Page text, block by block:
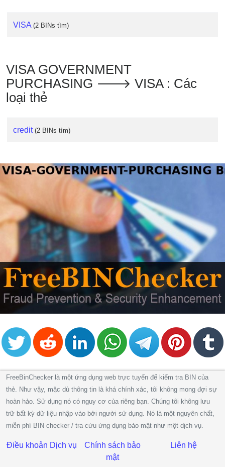
VISA (2 BINs tìm)
VISA GOVERNMENT
PURCHASING 🡒 VISA : Các
loại thẻ
credit (2 BINs tìm)
FreeBinChecker là một ứng dụng web trực tuyến để kiểm tra BIN của
thẻ. Như vậy, mặc dù thông tin là khá chính xác, tôi không mong đợi sự
hoàn hảo. Sử dụng nó có nguy cơ của riêng bạn. Chúng tôi không lưu
trữ bất kỳ dữ liệu nhập vào bởi người sử dụng. Nó là một nguyên chất,
miễn phí BIN checker / tra cứu ứng dụng bảo mật như một dịch vụ.
Điều khoản Dịch vụ
Chính sách bảo
mật
Liên hệ